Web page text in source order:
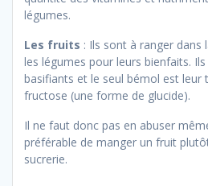
légumes.
Les fruits : Ils sont à ranger dans
les légumes pour leurs bienfaits.
basifiants et le seul bémol est leur
fructose (une forme de glucide).
Il ne faut donc pas en abuser
préférable de manger un fruit
sucrerie.